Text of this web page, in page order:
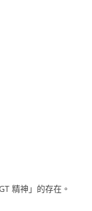
精神」的存在。